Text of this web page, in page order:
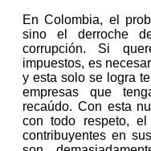
En Colombia, el
sino el derroche
corrupción. Si
impuestos, es
y esta solo se logra
empresas que
recaúdo. Con esta
con todo respeto,
contribuyentes en